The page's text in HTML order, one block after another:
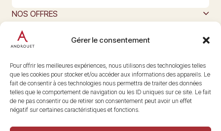
Gérer le consentement
Pour offrir les meilleures expériences, nous utilisons des technologies telles
que les cookies pour stocker et/ou accéder aux informations des appareils. Le
fait de consentir à ces technologies nous permettra de traiter des données
telles que le comportement de navigation ou les ID uniques sur ce site. Le fait
de ne pas consentir ou de retirer son consentement peut avoir un effet
négatif sur certaines caractéristiques et fonctions.
NOS OFFRES
L’ART DU FROMAGE
Nous suivre
@maisonandrouet
Copyright © 2026 Androuet
Site parMake the Grade